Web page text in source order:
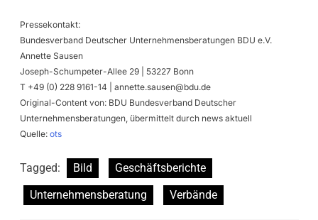
Pressekontakt:
Bundesverband Deutscher Unternehmensberatungen BDU e.V.
Annette Sausen
Joseph-Schumpeter-Allee 29 | 53227 Bonn
T +49 (0) 228 9161-14 | annette.sausen@bdu.de
Original-Content von: BDU Bundesverband Deutscher
Unternehmensberatungen, übermittelt durch news aktuell
Quelle: ots
Tagged: Bild
Geschäftsberichte
Unternehmensberatung
Verbände